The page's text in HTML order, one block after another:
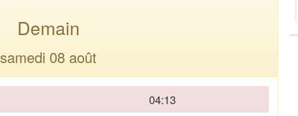
Demain
samedi 08 août
04:13